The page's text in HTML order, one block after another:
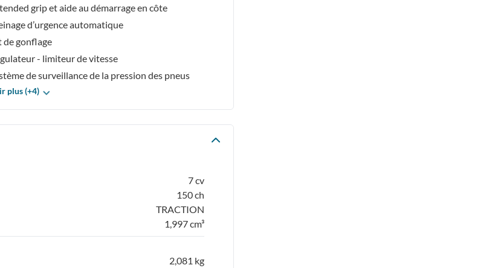
grip et aide au démarrage en côte
d’urgence automatique
de gonflage
- limiteur de vitesse
de surveillance de la pression des pneus
plus (+4)
7 cv
150 ch
TRACTION
1,997 cm³
2,081 kg